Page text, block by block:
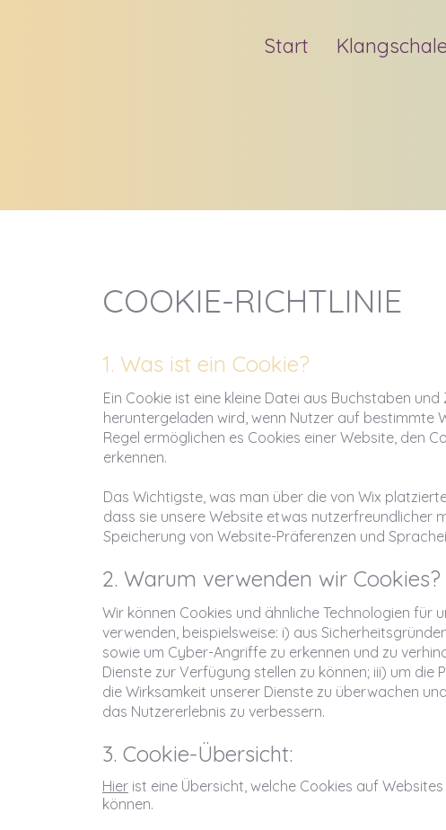
Start
COOKIE-RICHTLINIE
1. Was ist ein Cookie?
Ein Cookie ist eine kleine Datei aus Buchstaben
heruntergeladen wird, wenn Nutzer auf bestimmte
Regel ermöglichen es Cookies einer Website, den
erkennen.
Das Wichtigste, was man über die von Wix
dass sie unsere Website etwas nutzerfreundlicher
Speicherung von Website-Präferenzen und
2. Warum verwenden wir Cookies?
Wir können Cookies und ähnliche Technologien für
verwenden, beispielsweise: i) aus
sowie um Cyber-Angriffe zu erkennen und zu
Dienste zur Verfügung stellen zu können; iii) um die
die Wirksamkeit unserer Dienste zu überwachen
das Nutzererlebnis zu verbessern.
3. Cookie-Übersicht:
Hier ist eine Übersicht, welche Cookies auf
können.